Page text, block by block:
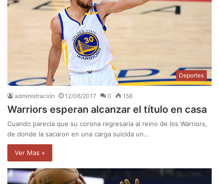
Deportes
administración 12/06/2017 0 158
Warriors esperan alcanzar el título en casa
Cuando parecía que su corona regresaría al reino de los Warriors,
de donde la sacaron en una carga suicida un…
Ver Mas »